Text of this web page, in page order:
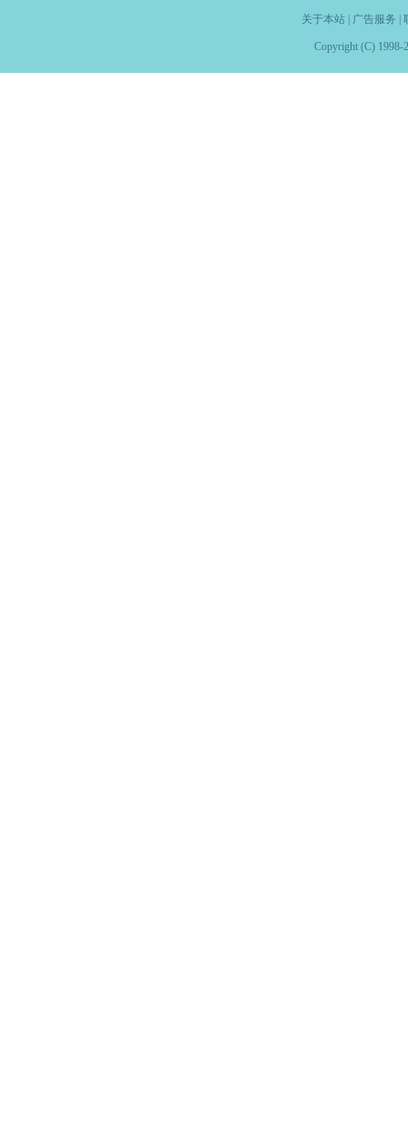
关于本站| 广告服务
Copyright (C) 1998-